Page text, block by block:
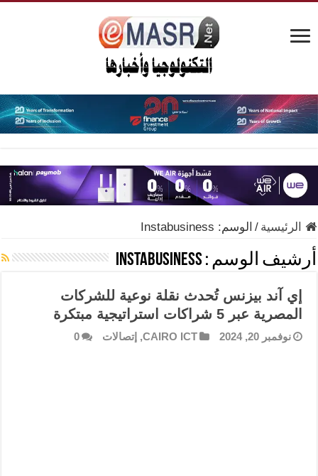
الرئيسية / الوسم: Instabusiness
أرشيف الوسم : Instabusiness
إي آند بيزنس تُحدث نقلة نوعية للشركات
المصرية عبر 5 شراكات استراتيجية مبتكرة
نوفمبر 20, 2024 CAIRO ICT
, إتصالات 0